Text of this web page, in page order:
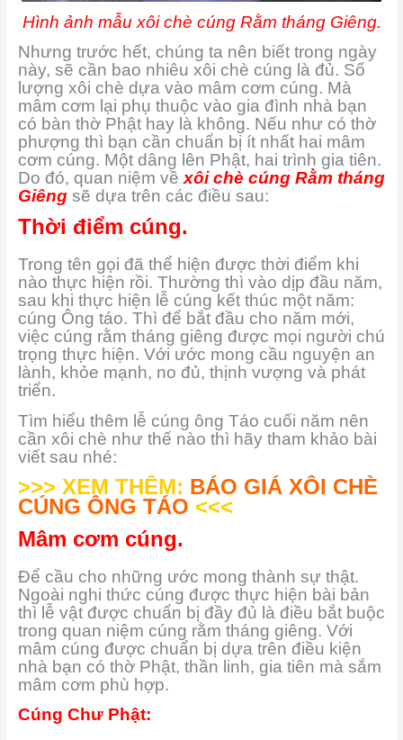
Hình ảnh mẫu xôi chè cúng Rằm tháng Giêng.
Nhưng trước hết, chúng ta nên biết trong ngày
này, sẽ cần bao nhiêu xôi chè cúng là đủ. Số
lượng xôi chè dựa vào mâm cơm cúng. Mà
mâm cơm lại phụ thuộc vào gia đình nhà bạn
có bàn thờ Phật hay là không. Nếu như có thờ
phượng thì bạn cần chuẩn bị ít nhất hai mâm
cơm cúng. Một dâng lên Phật, hai trình gia tiên.
Do đó, quan niệm vềxôi chè cúng Rằm tháng
Giêng sẽ dựa trên các điều sau:
Thời điểm cúng.
Trong tên gọi đã thể hiện được thời điểm khi
nào thực hiện rồi. Thường thì vào dịp đầu năm,
sau khi thực hiện lễ cúng kết thúc một năm:
cúng Ông táo. Thì để bắt đầu cho năm mới,
việc cúng rằm tháng giêng được mọi người chú
trọng thực hiện. Với ước mong cầu nguyện an
lành, khỏe mạnh, no đủ, thịnh vượng và phát
triển.
Tìm hiểu thêm lễ cúng ông Táo cuối năm nên
cần xôi chè như thế nào thì hãy tham khảo bài
viết sau nhé:
>>> XEM THÊM: BÁO GIÁ XÔI CHÈ
CÚNG ÔNG TÁO <<<
Mâm cơm cúng.
Để cầu cho những ước mong thành sự thật.
Ngoài nghi thức cúng được thực hiện bài bản
thì lễ vật được chuẩn bị đầy đủ là điều bắt buộc
trong quan niệm cúng rằm tháng giêng. Với
mâm cúng được chuẩn bị dựa trên điều kiện
nhà bạn có thờ Phật, thần linh, gia tiên mà sắm
mâm cơm phù hợp.
Cúng Chư Phật: